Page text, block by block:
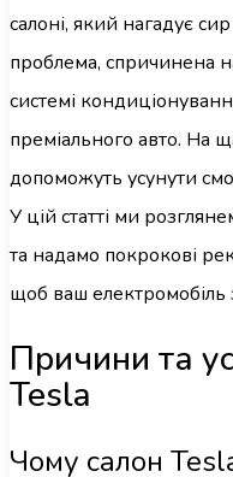
салоні, який нагадує
проблема, спричинена
системі
преміального авто. На
допоможуть усунути
У цій статті ми
та надамо покрокові
щоб ваш
Причини та
Tesla
Чому салон